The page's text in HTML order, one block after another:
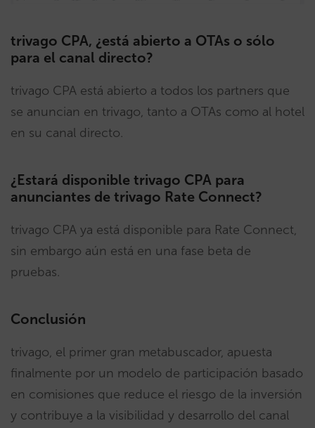
trivago CPA, ¿está abierto a OTAs o sólo
para el canal directo?
trivago CPA está abierto a todos los partners que
se anuncian en trivago, tanto a OTAs como al hotel
en su canal directo.
¿Estará disponible trivago CPA para
anunciantes de trivago Rate Connect?
trivago CPA ya está disponible para Rate Connect,
sin embargo aún está en una fase beta de
pruebas.
Conclusión
trivago, el primer gran metabuscador, apuesta
finalmente por un modelo de participación basado
en comisiones que reduce el riesgo de la inversión
y contribuye a la visibilidad y desarrollo del canal